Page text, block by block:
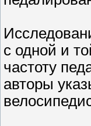
с одной и
частоту
авторы